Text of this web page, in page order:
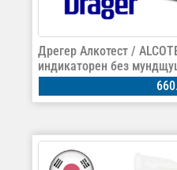
Дрегер Алкотест /
индикаторен без